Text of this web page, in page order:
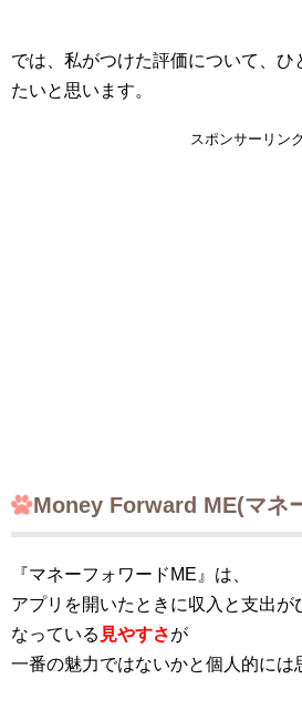
では、私がつけた評価について、ひ
たいと思います。
スポンサーリンク
Money Forward ME(マネ
『マネーフォワードME』は、
アプリを開いたときに収入と支出が
なっている 見やすさが
一番の魅力ではないかと個人的には